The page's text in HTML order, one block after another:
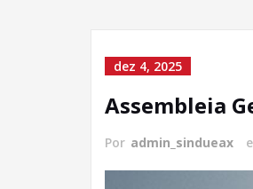
dez 4, 2025
Assembleia
Por admin_sindueax